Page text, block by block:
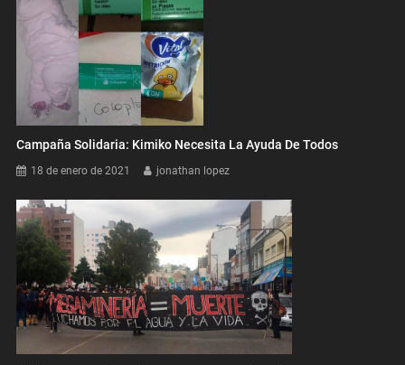
Campaña Solidaria: Kimiko Necesita La Ayuda De Todos
18 de enero de 2021 jonathan lopez